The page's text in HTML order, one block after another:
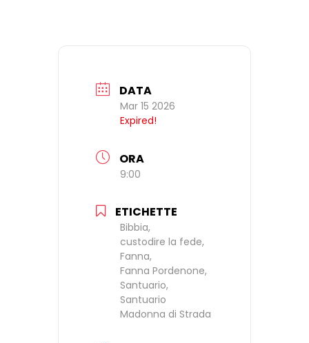
DATA
Mar 15 2026
Expired!
ORA
9:00
ETICHETTE
Bibbia,
custodire la fede,
Fanna,
Fanna Pordenone,
Santuario,
Santuario
Madonna di Strada